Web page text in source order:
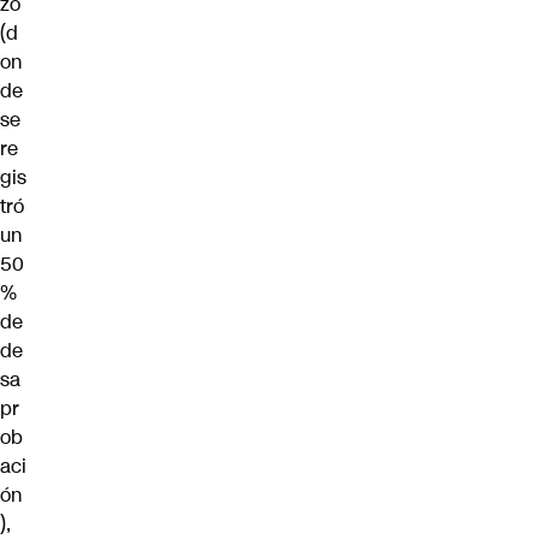
(d
on
de
se
re
gis
tró
un
50
%
de
de
sa
pr
ob
aci
ón
),